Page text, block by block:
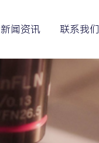
新闻资讯 联系我们